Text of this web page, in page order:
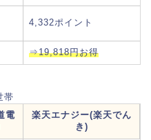
4,332ポイント
⇒19,818円お得
帯
電
楽天エナジー(楽天でん
き)